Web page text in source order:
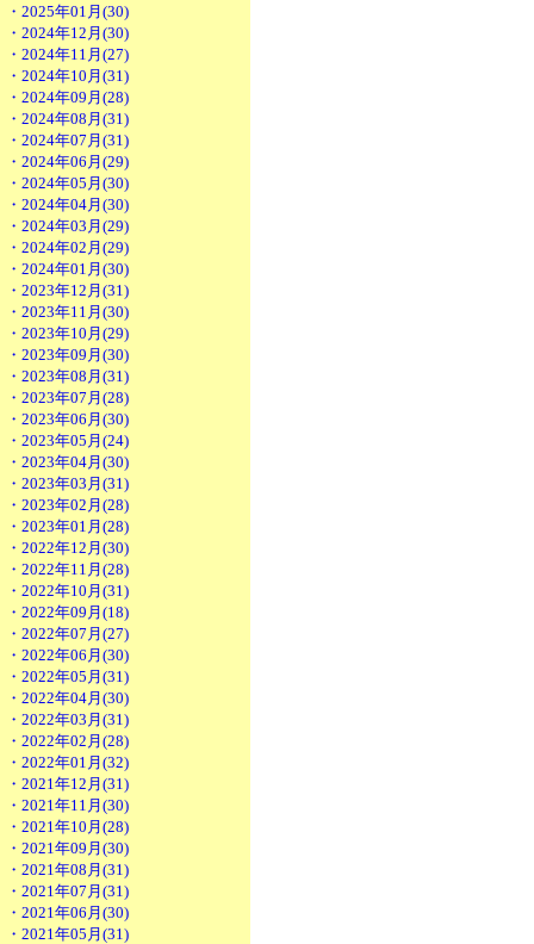
・2025年01月(30)
・2024年12月(30)
・2024年11月(27)
・2024年10月(31)
・2024年09月(28)
・2024年08月(31)
・2024年07月(31)
・2024年06月(29)
・2024年05月(30)
・2024年04月(30)
・2024年03月(29)
・2024年02月(29)
・2024年01月(30)
・2023年12月(31)
・2023年11月(30)
・2023年10月(29)
・2023年09月(30)
・2023年08月(31)
・2023年07月(28)
・2023年06月(30)
・2023年05月(24)
・2023年04月(30)
・2023年03月(31)
・2023年02月(28)
・2023年01月(28)
・2022年12月(30)
・2022年11月(28)
・2022年10月(31)
・2022年09月(18)
・2022年07月(27)
・2022年06月(30)
・2022年05月(31)
・2022年04月(30)
・2022年03月(31)
・2022年02月(28)
・2022年01月(32)
・2021年12月(31)
・2021年11月(30)
・2021年10月(28)
・2021年09月(30)
・2021年08月(31)
・2021年07月(31)
・2021年06月(30)
・2021年05月(31)